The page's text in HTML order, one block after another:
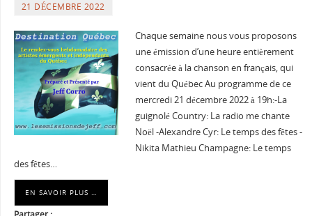
21 DÉCEMBRE 2022
Chaque semaine nous vous proposons
une émission d’une heure entièrement
consacrée à la chanson en français, qui
vient du Québec Au programme de ce
mercredi 21 décembre 2022 à 19h:-La
guignolé Country: La radio me chante
Noël -Alexandre Cyr: Le temps des fêtes -
Nikita Mathieu Champagne: Le temps
des fêtes…
EN SAVOIR PLUS …